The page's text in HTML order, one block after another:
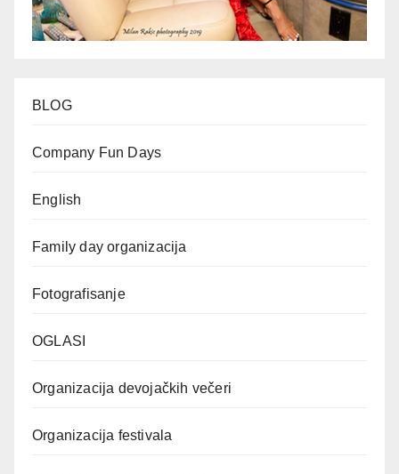
BLOG
Company Fun Days
English
Family day organizacija
Fotografisanje
OGLASI
Organizacija devojačkih večeri
Organizacija festivala